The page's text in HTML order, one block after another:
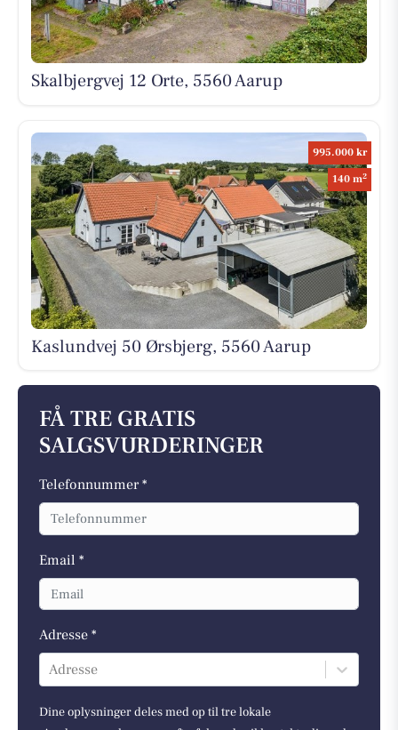
Skalbjergvej 12 Orte, 5560 Aarup
995.000 kr
140 m2
Kaslundvej 50 Ørsbjerg, 5560 Aarup
FÅ TRE GRATIS
SALGSVURDERINGER
Telefonnummer *
Email *
Adresse *
Adresse
Dine oplysninger deles med op til tre lokale